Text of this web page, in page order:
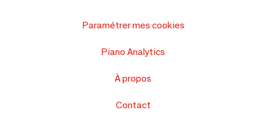
Paramétrer mes cookies
Piano Analytics
À propos
Contact